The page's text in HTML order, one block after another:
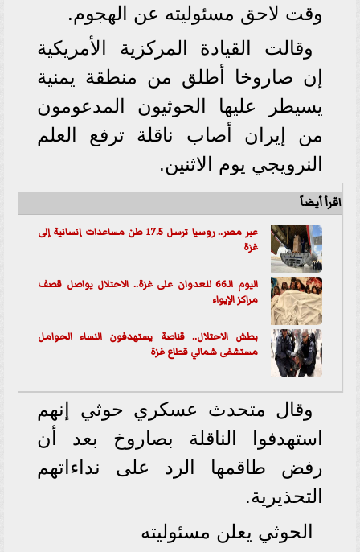
وقت لاحق مسئوليته عن الهجوم.
وقالت القيادة المركزية الأمريكية
إن صاروخا أطلق من منطقة يمنية
يسيطر عليها الحوثيون المدعومون
من إيران أصاب ناقلة ترفع العلم
النرويجي يوم الاثنين.
اقرأ أيضاً
عبر مصر.. روسيا ترسل 17.5 طن مساعدات إنسانية إلى
غزة
اليوم الـ66 للعدوان على غزة.. الاحتلال يواصل قصف
مراكز الإيواء
بطش الاحتلال.. قناصة يستهدفون النساء الحوامل
مستشفى شمالي قطاع غزة
وقال متحدث عسكري حوثي إنهم
استهدفوا الناقلة بصاروخ بعد أن
رفض طاقمها الرد على نداءاتهم
التحذيرية.
الحوثي يعلن مسئوليته